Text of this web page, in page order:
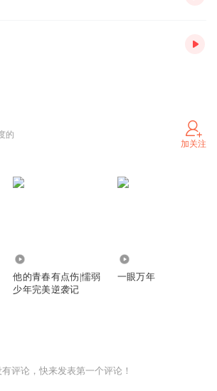
的
加关注
他的青春有点伤|懦弱
少年完美逆袭记
一眼万年
评论，快来发表第一个评论！